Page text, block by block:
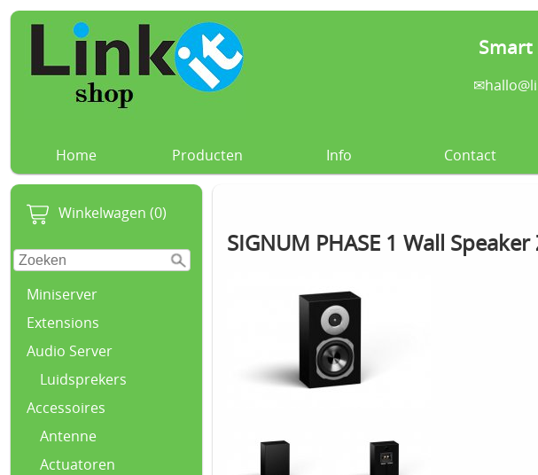
Smart
✉
Home Producten Info Contact
Winkelwagen (0)
Miniserver
Extensions
Audio Server
Luidsprekers
Accessoires
Antenne
Actuatoren
SIGNUM PHASE 1 Wall